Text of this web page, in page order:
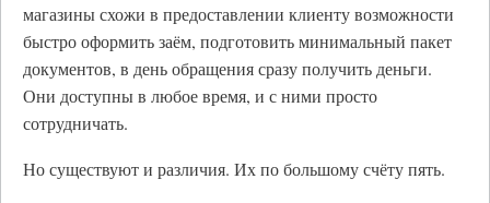
магазины схожи в предоставлении клиенту возможности
быстро оформить заём, подготовить минимальный пакет
документов, в день обращения сразу получить деньги.
Они доступны в любое время, и с ними просто
сотрудничать.
Но существуют и различия. Их по большому счёту пять.